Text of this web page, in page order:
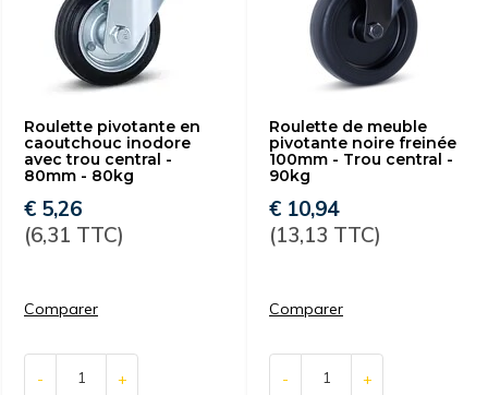
Roulette pivotante en
caoutchouc inodore
avec trou central -
80mm - 80kg
€ 5,26
(6,31 TTC)
Comparer
- +
Roulette de meuble
pivotante noire freinée
100mm - Trou central -
90kg
€ 10,94
(13,13 TTC)
Comparer
- +